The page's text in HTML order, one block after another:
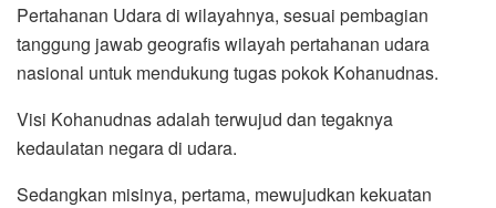
Pertahanan Udara di wilayahnya, sesuai pembagian
tanggung jawab geografis wilayah pertahanan udara
nasional untuk mendukung tugas pokok Kohanudnas.
Visi Kohanudnas adalah terwujud dan tegaknya
kedaulatan negara di udara.
Sedangkan misinya, pertama, mewujudkan kekuatan